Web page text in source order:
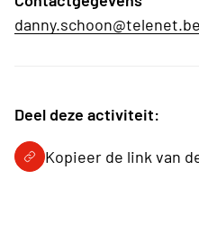
danny.schoon@telenet.be
Deel deze activiteit:
Kopieer de link van